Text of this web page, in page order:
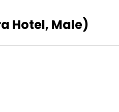
Hotel, Male)